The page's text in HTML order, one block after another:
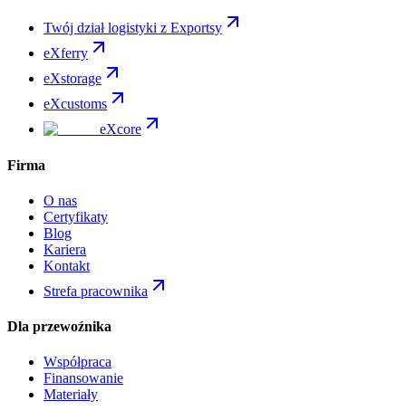
Twój dział logistyki z Exportsy
eXferry
eXstorage
eXcustoms
eXcore
Firma
O nas
Certyfikaty
Blog
Kariera
Kontakt
Strefa pracownika
Dla przewoźnika
Współpraca
Finansowanie
Materiały